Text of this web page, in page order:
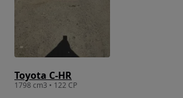
Toyota C-HR
1798 cm3 • 122 CP